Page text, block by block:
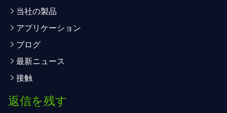
当社の製品
アプリケーション
ブログ
最新ニュース
接触
返信を残す